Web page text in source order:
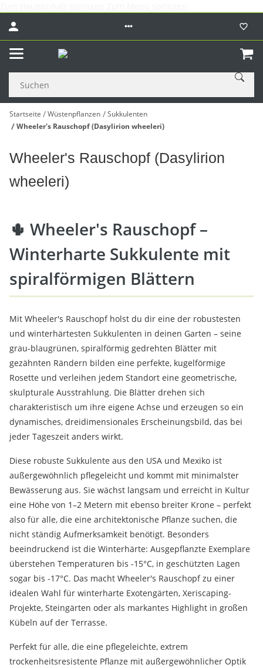
Startseite Wüstenpflanzen
Sukkulenten
Wheeler's Rauschopf (Dasylirion wheeleri)
Wheeler's Rauschopf (Dasylirion
wheeleri)
🌵 Wheeler's Rauschopf –
Winterharte Sukkulente mit
spiralförmigen Blättern
Mit Wheeler's Rauschopf holst du dir eine der robustesten
und winterhärtesten Sukkulenten in deinen Garten – seine
grau-blaugrünen, spiralförmig gedrehten Blätter mit
gezähnten Rändern bilden eine perfekte, kugelförmige
Rosette und verleihen jedem Standort eine geometrische,
skulpturale Ausstrahlung. Die Blätter drehen sich
charakteristisch um ihre eigene Achse und erzeugen so ein
dynamisches, dreidimensionales Erscheinungsbild, das bei
jeder Tageszeit anders wirkt.
Diese robuste Sukkulente aus den USA und Mexiko ist
außergewöhnlich pflegeleicht und kommt mit minimalster
Bewässerung aus. Sie wächst langsam und erreicht in Kultur
eine Höhe von 1–2 Metern mit ebenso breiter Krone – perfekt
also für alle, die eine architektonische Pflanze suchen, die
nicht ständig Aufmerksamkeit benötigt. Besonders
beeindruckend ist die Winterhärte: Ausgepflanzte Exemplare
überstehen Temperaturen bis -15°C, in geschützten Lagen
sogar bis -17°C. Das macht Wheeler's Rauschopf zu einer
idealen Wahl für winterharte Exotengärten, Xeriscaping-
Projekte, Steingärten oder als markantes Highlight in großen
Kübeln auf der Terrasse.
Perfekt für alle, die eine pflegeleichte, extrem
trockenheitsresistente Pflanze mit außergewöhnlicher Optik